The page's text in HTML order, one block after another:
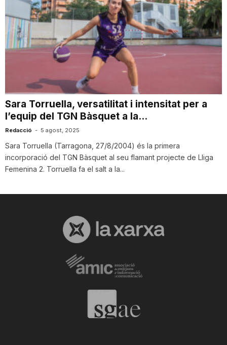
e
T
r
r
Sara Torruella, versatilitat i intensitat per a
l’equip del TGN Bàsquet a la...
Redacció - 5 agost, 2025
Sara Torruella (Tarragona, 27/8/2004) és la primera
incorporació del TGN Bàsquet al seu flamant projecte de Lliga
Femenina 2. Torruella fa el salt a la...